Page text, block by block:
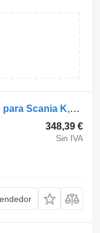
SCANIA,BEHR K-Series (01.06-) 2072977 recirculación de gases de escape para Scania K,N,F-series bus (2006-) autobús
348,39 €
Sin IVA